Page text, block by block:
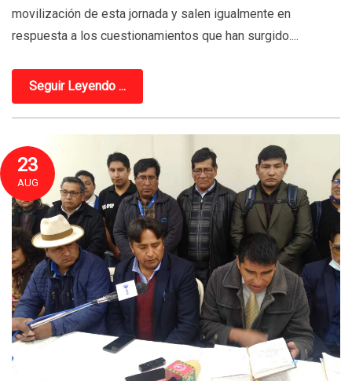
movilización de esta jornada y salen igualmente en
respuesta a los cuestionamientos que han surgido....
Seguir Leyendo ...
23
AUG